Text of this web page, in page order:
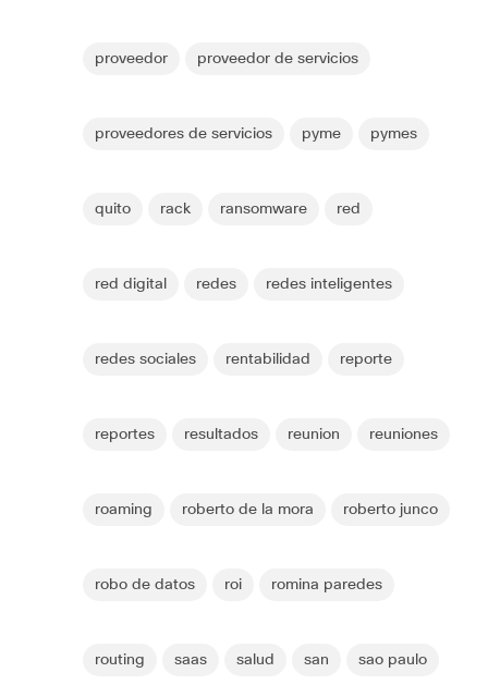
proveedor proveedor de servicios
proveedores de servicios pyme pymes
quito rack ransomware red
red digital redes redes inteligentes
redes sociales rentabilidad reporte
reportes resultados reunion reuniones
roaming roberto de la mora roberto junco
robo de datos roi romina paredes
routing saas salud san sao paulo